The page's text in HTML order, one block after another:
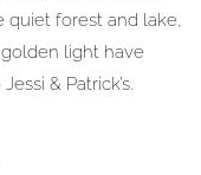
quiet forest and lake,
light have
& Patrick’s.